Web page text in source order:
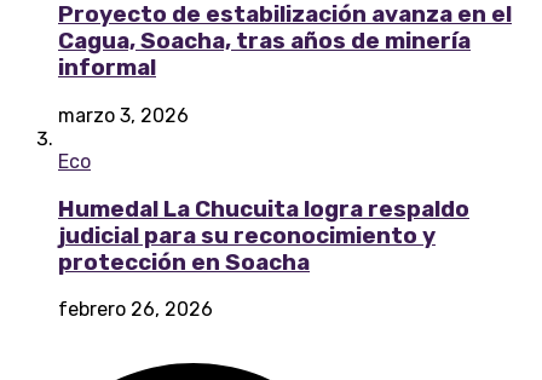
Proyecto de estabilización avanza en el
Cagua, Soacha, tras años de minería
informal
marzo 3, 2026
Eco
Humedal La Chucuita logra respaldo
judicial para su reconocimiento y
protección en Soacha
febrero 26, 2026